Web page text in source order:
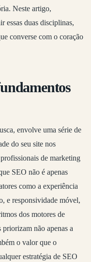
Neste artigo,
essas duas disciplinas,
converse com o coração
envolve uma série de
do seu site nos
de marketing
SEO não é apenas
como a experiência
e responsividade móvel,
dos motores de
não apenas a
o valor que o
estratégia de SEO